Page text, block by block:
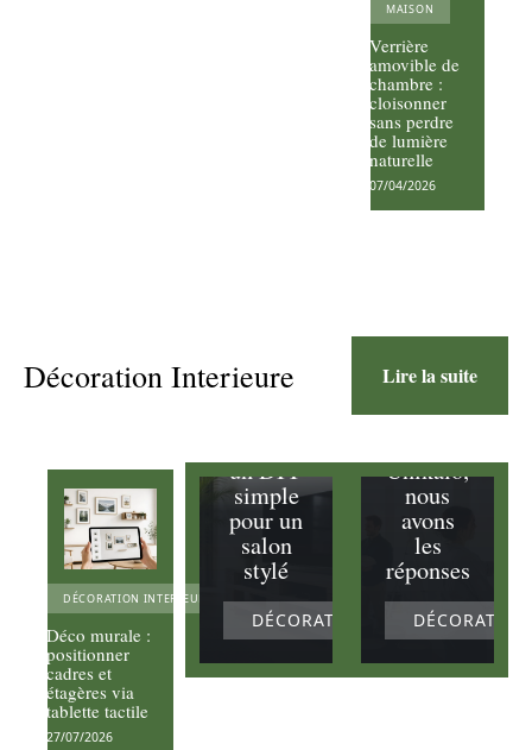
MAISON
Verrière
amovible de
chambre :
cloisonner
sans perdre
de lumière
naturelle
07/04/2026
Décoration Interieure Lire la suite
DÉCORATION INTERIEURE
Déco murale :
positionner
cadres et
étagères via
tablette tactile
27/07/2026
Meuble
un DIY
simple
pour un
salon
stylé
DÉCORATION INTERIEURE
question
s sur les
pour la
Unikalo,
nous
avons
les
réponses